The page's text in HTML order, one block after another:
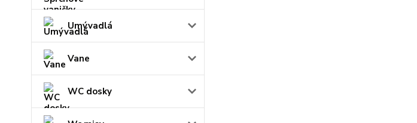
Umývadlá
Vane
WC dosky